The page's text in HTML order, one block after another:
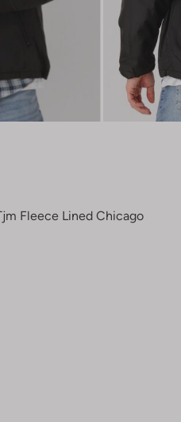
Fleece Lined Chicago